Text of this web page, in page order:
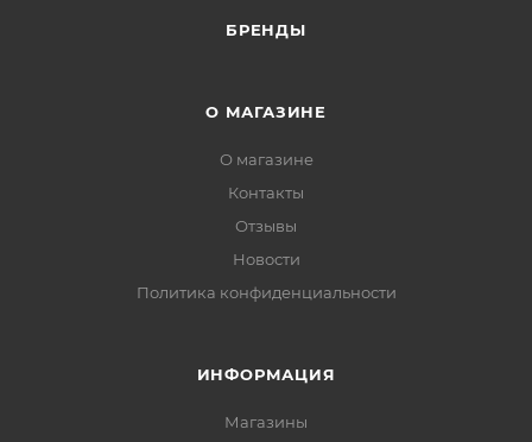
БРЕНДЫ
О МАГАЗИНЕ
О магазине
Контакты
Отзывы
Новости
Политика конфиденциальности
ИНФОРМАЦИЯ
Магазины